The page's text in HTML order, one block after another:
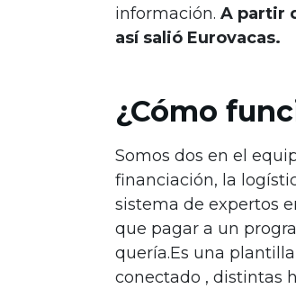
información. A partir
así salió Eurovacas.
¿Cómo
Somos dos en el
financiación, la
sistema de expertos
que pagar a un
quería.Es una
conectado , distintas